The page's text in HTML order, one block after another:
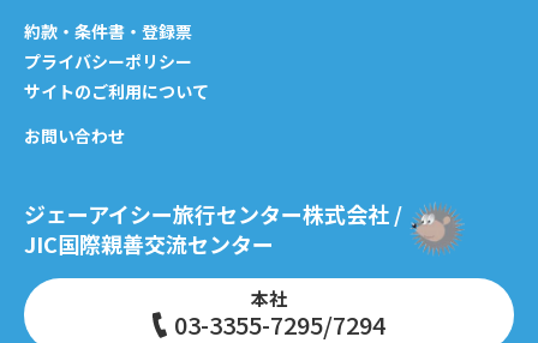
約款・条件書・登録票
プライバシーポリシー
サイトのご利用について
お問い合わせ
ジェーアイシー旅行センター株式会社 /
JIC国際親善交流センター
本社
03-3355-7295/7294